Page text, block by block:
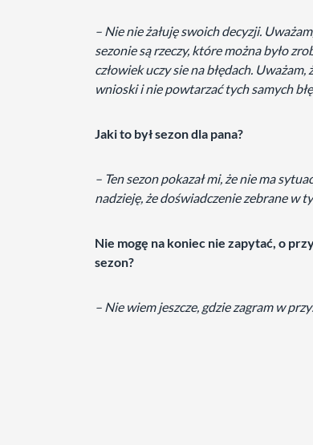
– Nie nie żałuję swoich decyzji.
sezonie są rzeczy, które można było
człowiek uczy sie na błędach.
wnioski i nie powtarzać tych samych
Jaki to był sezon dla pana?
– Ten sezon pokazał mi, że nie ma
nadzieję, że doświadczenie zebrane w
Nie mogę na koniec nie zapytać, o
sezon?
– Nie wiem jeszcze, gdzie zagram w